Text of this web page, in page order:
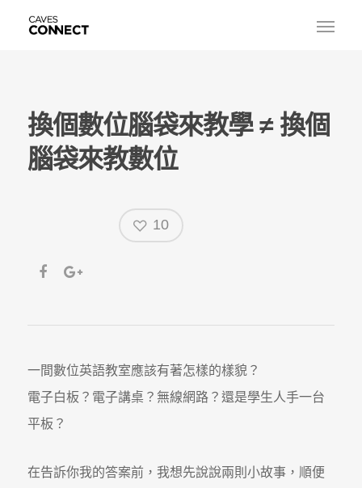
換個數位腦袋來教學 ≠ 換個
腦袋來教數位
10
一間數位英語教室應該有著怎樣的樣貌？
電子白板？電子講桌？無線網路？還是學生人手一台
平板？
在告訴你我的答案前，我想先說說兩則小故事，順便